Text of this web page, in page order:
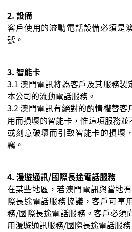
2. 設備
客戶使用的流動電話設備必須是
號。
3. 智能卡
3.1 澳門電訊將為客戶及其服務製
本公司的流動電話服務。
3.2 澳門電訊有絕對的酌情權替
用而損壞的智能卡，惟這項服務
或刻意破壞而引致智能卡的損壞
竊。
4. 漫遊通訊/國際長途電話服務
在某些地區，若澳門電訊與當地
際長途電話服務協議，客戶可享
務/國際長途電話服務。客戶必須
用漫遊通訊服務/國際長途電話服務